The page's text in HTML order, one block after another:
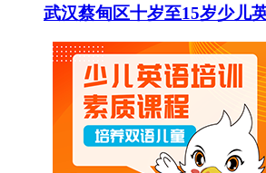
武汉蔡甸区十岁至15岁少儿